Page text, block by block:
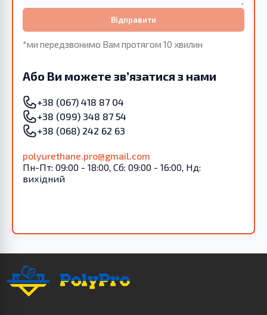
Відправити
*ми передзвонимо Вам протягом 10 хвилин
Або Ви можете зв’язатися з нами
+38 (067) 418 87 04
+38 (099) 348 87 54
+38 (068) 242 62 63
polyurethane.pro@gmail.com
Пн-Пт: 09:00 - 18:00, Сб: 09:00 - 16:00, Нд:
вихідний